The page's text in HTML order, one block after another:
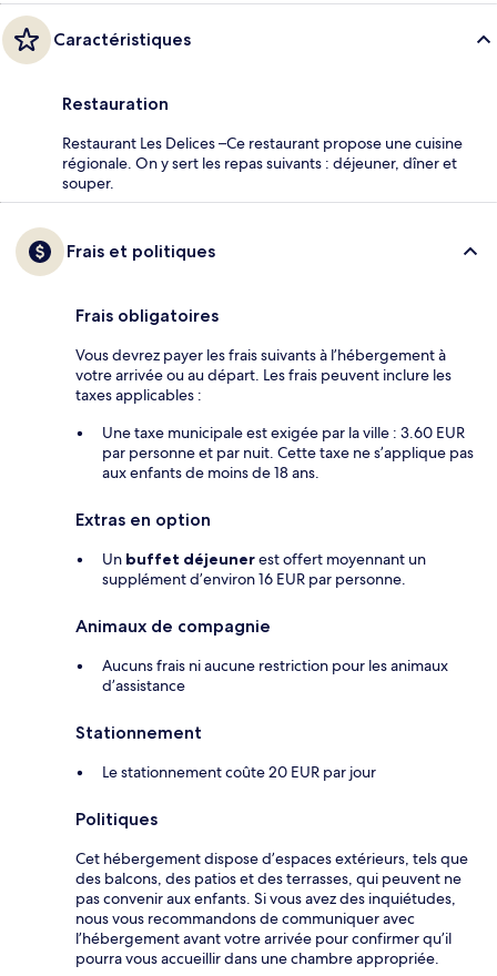
Caractéristiques
Restauration
Restaurant Les Delices –Ce restaurant propose une cuisine
régionale. On y sert les repas suivants : déjeuner, dîner et
souper.
Frais et politiques
Frais obligatoires
Vous devrez payer les frais suivants à l’hébergement à
votre arrivée ou au départ. Les frais peuvent inclure les
taxes applicables :
Une taxe municipale est exigée par la ville : 3.60 EUR
par personne et par nuit. Cette taxe ne s’applique pas
aux enfants de moins de 18 ans.
Extras en option
Un buffet déjeunerest offert moyennant un
supplément d’environ 16 EUR par personne.
Animaux de compagnie
Aucuns frais ni aucune restriction pour les animaux
d’assistance
Stationnement
Le stationnement coûte 20 EUR par jour
Politiques
Cet hébergement dispose d’espaces extérieurs, tels que
des balcons, des patios et des terrasses, qui peuvent ne
pas convenir aux enfants. Si vous avez des inquiétudes,
nous vous recommandons de communiquer avec
l’hébergement avant votre arrivée pour confirmer qu’il
pourra vous accueillir dans une chambre appropriée.